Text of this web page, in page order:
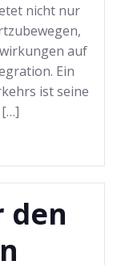
nicht nur
auf
Ein
ist seine
[…]
den